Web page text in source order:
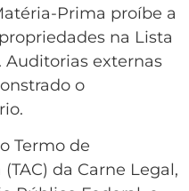
Prima proíbe a
na Lista
Auditorias externas
o
Termo de
da Carne Legal,